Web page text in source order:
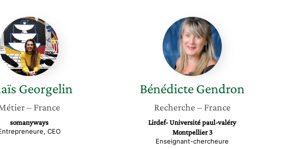
Anaïs
Georgelin
Georgelin
– France
somanyways
CEO
Bénédicte
Gendron
BénédicteGendron
Recherche – France
Lirdef- Université paul-valéry
Montpellier 3
Enseignant-chercheure